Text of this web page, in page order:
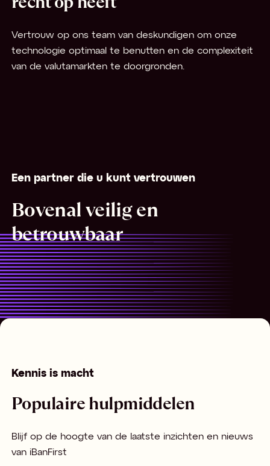
Vertrouw op ons team van deskundigen om onze
technologie optimaal te benutten en de complexiteit
van de valutamarkten te doorgronden.
Een partner die u kunt vertrouwen
Bovenal veilig en
betrouwbaar
Kennis is macht
Populaire hulpmiddelen
Blijf op de hoogte van de laatste inzichten en nieuws
van iBanFirst